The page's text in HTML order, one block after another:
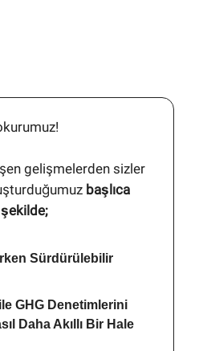
gelişmelerden sizler
başlıca
şekilde;
Sürdürülebilir
GHG Denetimlerini
Daha Akıllı Bir Hale